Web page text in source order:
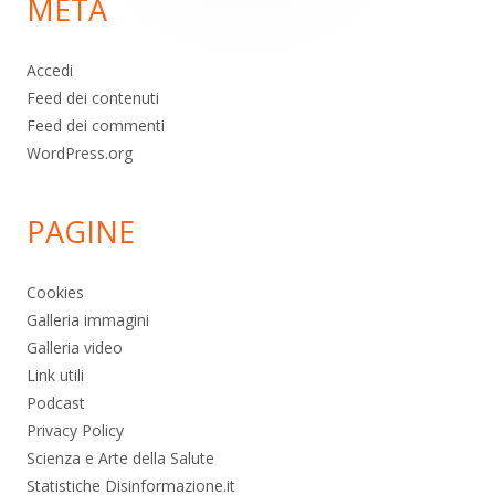
pagina
META
Accedi
Feed dei contenuti
Feed dei commenti
WordPress.org
PAGINE
Cookies
Galleria immagini
Galleria video
Link utili
Podcast
Privacy Policy
Scienza e Arte della Salute
Statistiche Disinformazione.it